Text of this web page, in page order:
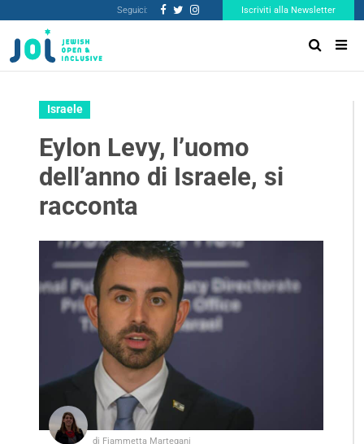
Seguici: Iscriviti alla Newsletter
Israele
Eylon Levy, l’uomo
dell’anno di Israele, si
racconta
di Fiammetta Martegani